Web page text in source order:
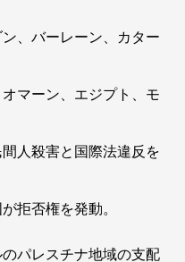
、バーレーン、カター
マーン、エジプト、モ
人殺害と国際法違反を
拒否権を発動。
パレスチナ地域の支配